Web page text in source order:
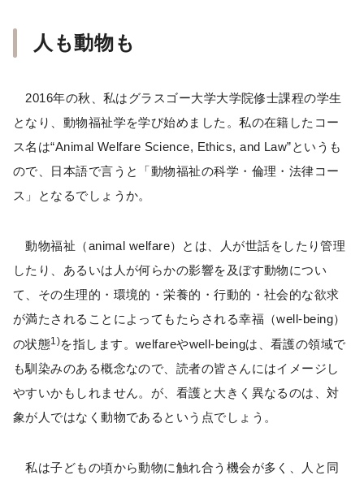
人も動物も
2016年の秋、私はグラスゴー大学大学院修士課程の学生
となり、動物福祉学を学び始めました。私の在籍したコー
ス名は“Animal Welfare Science, Ethics, and Law”というも
ので、日本語で言うと「動物福祉の科学・倫理・法律コー
ス」となるでしょうか。
動物福祉（animal welfare）とは、人が世話をしたり管理
したり、あるいは人が何らかの影響を及ぼす動物につい
て、その生理的・環境的・栄養的・行動的・社会的な欲求
が満たされることによってもたらされる幸福（well-being）
の状態1)を指します。welfareやwell-beingは、看護の領域で
も馴染みのある概念なので、読者の皆さんにはイメージし
やすいかもしれません。が、看護と大きく異なるのは、対
象が人ではなく動物であるという点でしょう。
私は子どもの頃から動物に触れ合う機会が多く、人と同